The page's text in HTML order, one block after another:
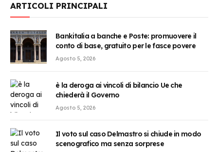
ARTICOLI PRINCIPALI
Bankitalia a banche e Poste: promuovere il
conto di base, gratuito per le fasce povere
Agosto 5, 2026
è la deroga ai vincoli di bilancio Ue che
chiederà il Governo
Agosto 5, 2026
Il voto sul caso Delmastro si chiude in modo
scenografico ma senza sorprese